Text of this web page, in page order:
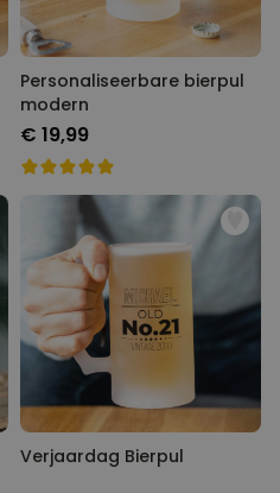
Personaliseerbare bierpul
modern
€ 19,99
Verjaardag Bierpul